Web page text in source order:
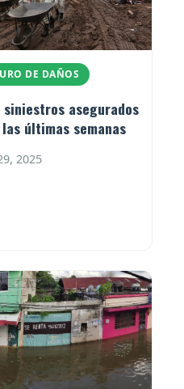
DE DAÑOS
asegurados
últimas semanas
2025